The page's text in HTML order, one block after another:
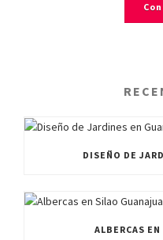
DISEÑO DE
ALBERCAS